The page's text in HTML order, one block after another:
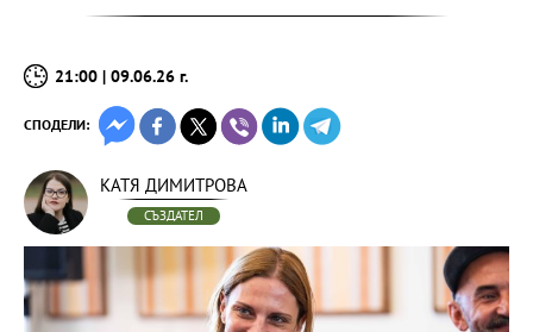
21:00 | 09.06.26 г.
СПОДЕЛИ:
КАТЯ ДИМИТРОВА
СЪЗДАТЕЛ